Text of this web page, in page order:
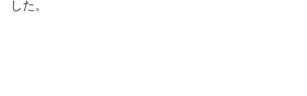
した。